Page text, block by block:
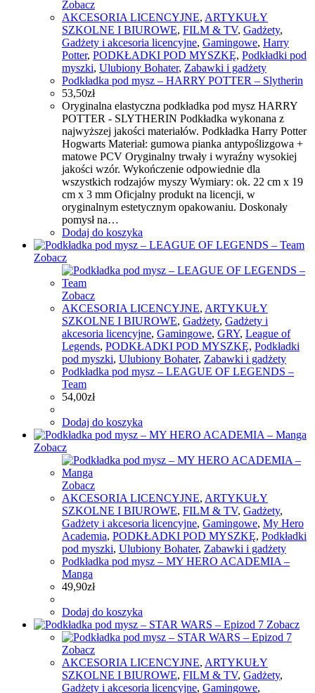
Zobacz
AKCESORIA LICENCYJNE, ARTYKUŁY
SZKOLNE I BIUROWE, FILM & TV, Gadżety,
Gadżety i akcesoria licencyjne, Gamingowe, Harry
Potter, PODKŁADKI POD MYSZKĘ, Podkładki pod
myszki, Ulubiony Bohater, Zabawki i gadżety
Podkładka pod mysz – HARRY POTTER – Slytherin
53,50zł
Oryginalna elastyczna podkładka pod mysz HARRY
POTTER - SLYTHERIN Podkładka wykonana z
najwyższej jakości materiałów. Podkładka Harry Potter
Hogwarts Materiał: gumowa pianka antypoślizgowa +
matowe PCV Oryginalny trwały i wyraźny wysokiej
jakości wzór. Wykończenie odpowiednie dla
wszystkich rodzajów myszy Wymiary: ok. 22 cm x 19
cm x 3 mm Oficjalny produkt na licencji, w
oryginalnym estetycznym opakowaniu. Doskonały
pomysł na…
Dodaj do koszyka
Zobacz
Zobacz
AKCESORIA LICENCYJNE, ARTYKUŁY
SZKOLNE I BIUROWE, Gadżety, Gadżety i
akcesoria licencyjne, Gamingowe, GRY, League of
Legends, PODKŁADKI POD MYSZKĘ, Podkładki
pod myszki, Ulubiony Bohater, Zabawki i gadżety
Podkładka pod mysz – LEAGUE OF LEGENDS –
Team
54,00zł
Dodaj do koszyka
Zobacz
Zobacz
AKCESORIA LICENCYJNE, ARTYKUŁY
SZKOLNE I BIUROWE, FILM & TV, Gadżety,
Gadżety i akcesoria licencyjne, Gamingowe, My Hero
Academia, PODKŁADKI POD MYSZKĘ, Podkładki
pod myszki, Ulubiony Bohater, Zabawki i gadżety
Podkładka pod mysz – MY HERO ACADEMIA –
Manga
49,90zł
Dodaj do koszyka
Zobacz
Zobacz
AKCESORIA LICENCYJNE, ARTYKUŁY
SZKOLNE I BIUROWE, FILM & TV, Gadżety,
Gadżety i akcesoria licencyjne, Gamingowe,